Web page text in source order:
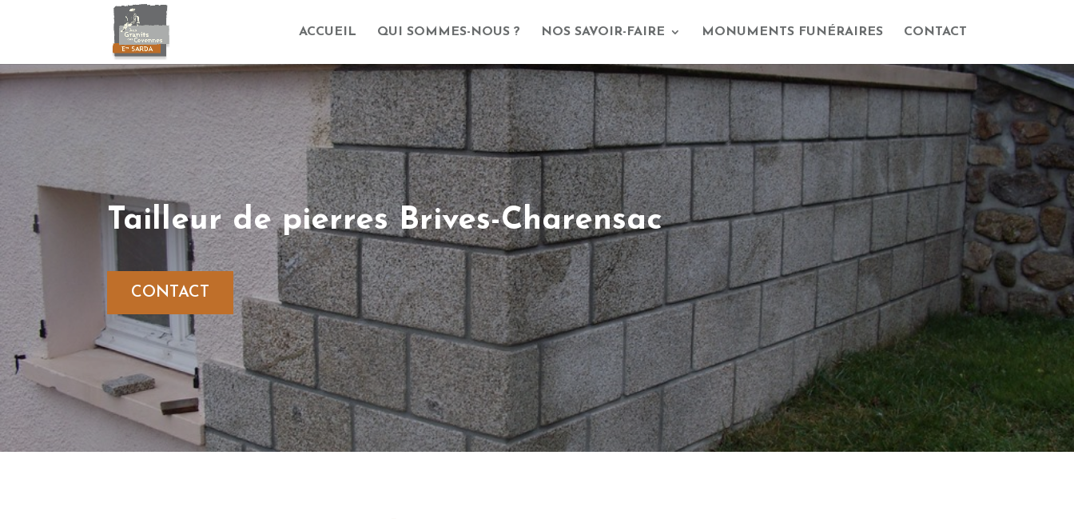
ACCUEIL QUI SOMMES-NOUS ? NOS SAVOIR-FAIRE MONUMENTS FUNÉRAIRES CONTACT
Tailleur de pierres Brives-Charensac
CONTACT